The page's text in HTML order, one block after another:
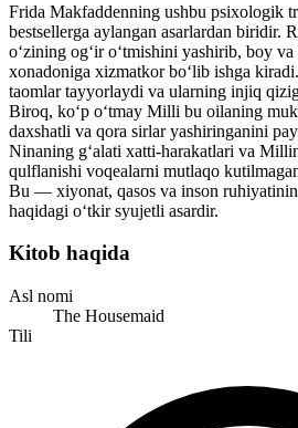
Frida Makfaddenning ushbu psixologik
bestsellerga aylangan asarlardan biridir.
o‘zining og‘ir o‘tmishini yashirib, boy
xonadoniga xizmatkor bo‘lib ishga
taomlar tayyorlaydi va ularning injiq
Biroq, ko‘p o‘tmay Milli bu oilaning
daxshatli va qora sirlar yashiringanini
Ninaning g‘alati xatti-harakatlari va
qulflanishi voqealarni mutlaqo
Bu — xiyonat, qasos va inson
haqidagi o‘tkir syujetli asardir.
Kitob haqida
Asl nomi
The Housemaid
Tili